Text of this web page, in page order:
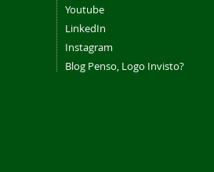
Youtube
LinkedIn
Instagram
Blog Penso, Logo Invisto?